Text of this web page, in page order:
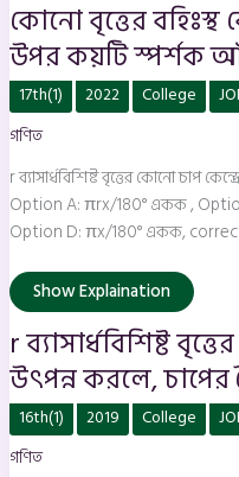
কোনো বৃত্তের বহিঃস্থ
উপর কয়টি স্পর্শক
17th(1) 2022 College
গণিত
r ব্যাসার্ধবিশিষ্ট বৃত্তের কোনো চাপ
Option A: πrx/180° একক ,
Option D: πx/180° একক,
r
ব্যাসার্ধবিশিষ্ট
বৃত্তের
কোনো
কেন্দ্রে
x°
কোণ
উৎপন্ন
করলে,
দৈর্ঘ্য
কত?
Show Explaination
r ব্যাসার্ধবিশিষ্ট
উৎপন্ন করলে, চাপের
16th(1) 2019 College
গণিত
একক
ব্যাসার্ধবিশিষ্ট
বৃত্তের
ক্ষেত্রফল